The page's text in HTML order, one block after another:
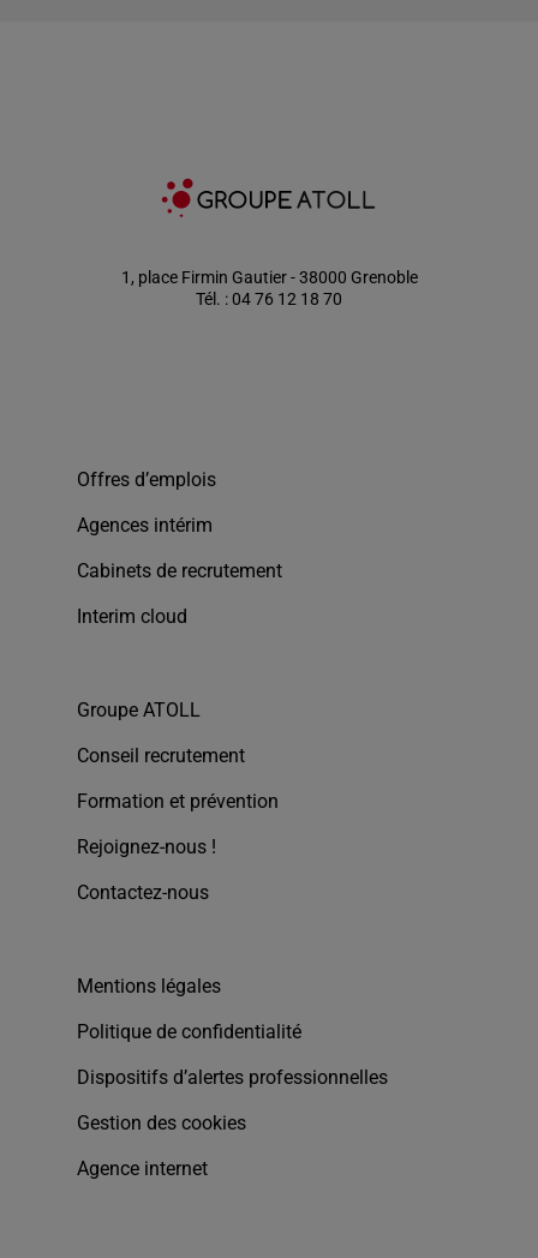
1, place Firmin Gautier - 38000 Grenoble
Tél. : 04 76 12 18 70
Offres d’emplois
Agences intérim
Cabinets de recrutement
Interim cloud
Groupe ATOLL
Conseil recrutement
Formation et prévention
Rejoignez-nous !
Contactez-nous
Mentions légales
Politique de confidentialité
Dispositifs d’alertes professionnelles
Gestion des cookies
Agence internet